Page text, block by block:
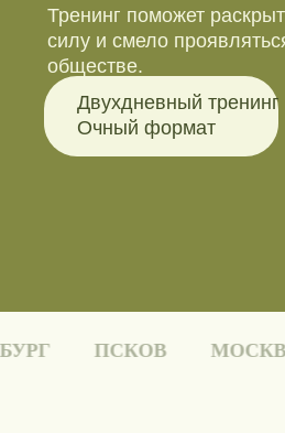
Тренинг поможет
силу и смело
обществе.
Двухдневный тренинг
Очный формат
ПСКОВ МОСКВА